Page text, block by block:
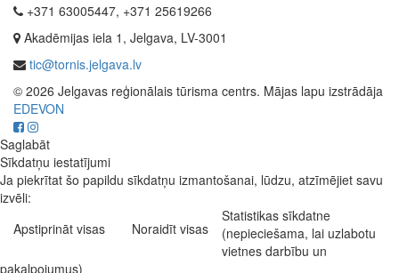
+371 63005447, +371 25619266
Akadēmijas iela 1, Jelgava, LV-3001
tic@tornis.jelgava.lv
© 2026 Jelgavas reģionālais tūrisma centrs. Mājas lapu izstrādāja
EDEVON
Saglabāt
Sīkdatņu iestatījumi
Ja piekrītat šo papildu sīkdatņu izmantošanai, lūdzu, atzīmējiet savu
izvēli:
Apstiprināt visas
Noraidīt visas
Statistikas sīkdatne
(nepieciešama, lai uzlabotu
vietnes darbību un
pakalpojumus)